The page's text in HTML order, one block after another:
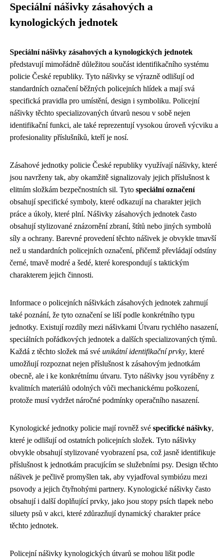
Speciální nášivky zásahových a
kynologických jednotek
Speciální nášivky zásahových a kynologických jednotek
představují mimořádně důležitou součást identifikačního systému
policie České republiky. Tyto nášivky se výrazně odlišují od
standardních označení běžných policejních hlídek a mají svá
specifická pravidla pro umístění, design i symboliku. Policejní
nášivky těchto specializovaných útvarů nesou v sobě nejen
identifikační funkci, ale také reprezentují vysokou úroveň výcviku a
profesionality příslušníků, kteří je nosí.
Zásahové jednotky policie České republiky využívají nášivky, které
jsou navrženy tak, aby okamžitě signalizovaly jejich příslušnost k
elitním složkám bezpečnostních sil. Tyto speciální označení
obsahují specifické symboly, které odkazují na charakter jejich
práce a úkoly, které plní. Nášivky zásahových jednotek často
obsahují stylizované znázornění zbraní, štítů nebo jiných symbolů
síly a ochrany. Barevné provedení těchto nášivek je obvykle tmavší
než u standardních policejních označení, přičemž převládají odstíny
černé, tmavě modré a šedé, které korespondují s taktickým
charakterem jejich činnosti.
Informace o policejních nášivkách zásahových jednotek zahrnují
také poznání, že tyto označení se liší podle konkrétního typu
jednotky. Existují rozdíly mezi nášivkami Útvaru rychlého nasazení,
speciálních pořádkových jednotek a dalších specializovaných týmů.
Každá z těchto složek má své unikátní identifikační prvky, které
umožňují rozpoznat nejen příslušnost k zásahovým jednotkám
obecně, ale i ke konkrétnímu útvaru. Tyto nášivky jsou vyráběny z
kvalitních materiálů odolných vůči mechanickému poškození,
protože musí vydržet náročné podmínky operačního nasazení.
Kynologické jednotky policie mají rovněž své specifické nášivky,
které je odlišují od ostatních policejních složek. Tyto nášivky
obvykle obsahují stylizované vyobrazení psa, což jasně identifikuje
příslušnost k jednotkám pracujícím se služebními psy. Design těchto
nášivek je pečlivě promyšlen tak, aby vyjadřoval symbiózu mezi
psovody a jejich čtyřnohými partnery. Kynologické nášivky často
obsahují i další doplňující prvky, jako jsou stopy psích tlapek nebo
siluety psů v akci, které zdůrazňují dynamický charakter práce
těchto jednotek.
Policejní nášivky kynologických útvarů se mohou lišit podle